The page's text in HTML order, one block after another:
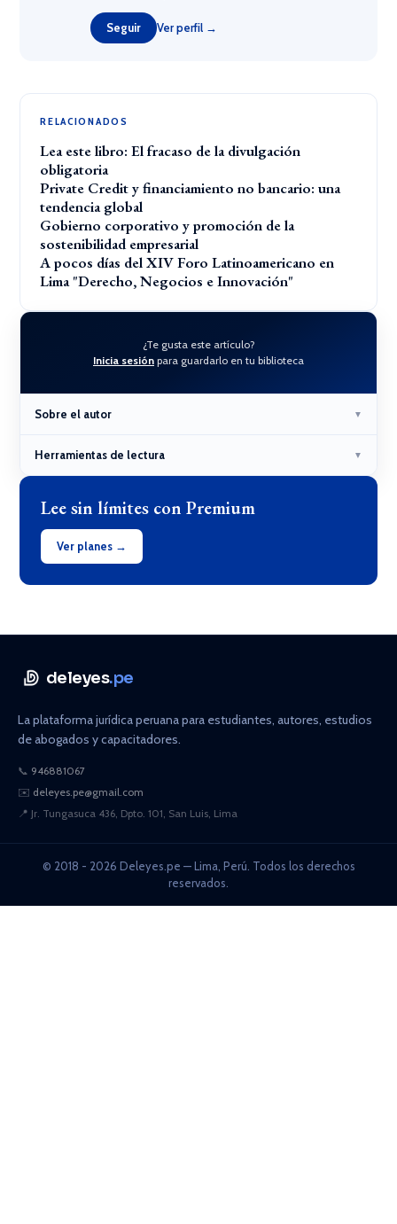
Seguir Ver perfil →
RELACIONADOS
Lea este libro: El fracaso de la divulgación
obligatoria
Private Credit y financiamiento no bancario: una
tendencia global
Gobierno corporativo y promoción de la
sostenibilidad empresarial
A pocos días del XIV Foro Latinoamericano en
Lima "Derecho, Negocios e Innovación"
¿Te gusta este artículo?
Inicia sesión para guardarlo en tu biblioteca
Sobre el autor ▼
Herramientas de lectura ▼
Lee sin límites con Premium
Ver planes →
deleyes.pe
La plataforma jurídica peruana para estudiantes, autores, estudios
de abogados y capacitadores.
📞 946881067
✉️ deleyes.pe@gmail.com
📍 Jr. Tungasuca 436, Dpto. 101, San Luis, Lima
© 2018 - 2026 Deleyes.pe — Lima, Perú. Todos los derechos
reservados.